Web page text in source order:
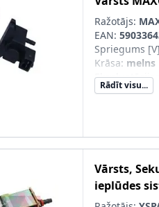
Ražotājs:
EAN:
Spriegums [V]
Krāsa: melns
Vārsta veids:
Rādīt visu...
Vārsts,
ieplūdes